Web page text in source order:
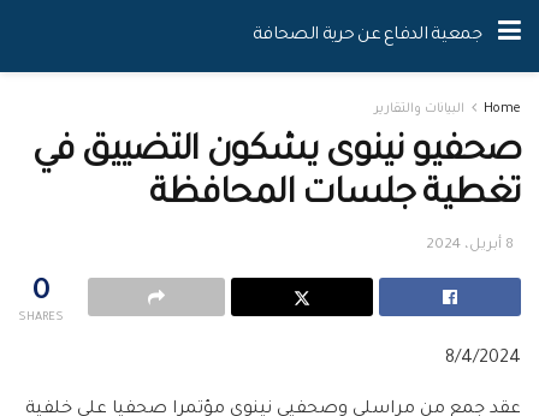
جمعية الدفاع عن حرية الصحافة
Home البيانات والتقارير
صحفيو نينوى يشكون التضييق في
تغطية جلسات المحافظة
8 أبريل، 2024
0
SHARES
8/4/2024
عقد جمع من مراسلي وصحفيي نينوى مؤتمرا صحفيا على خلفية